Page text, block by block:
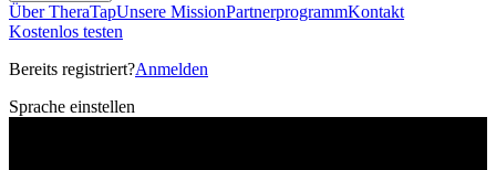
Über TheraTapUnsere MissionPartnerprogrammKontakt
Kostenlos testen
Bereits registriert?Anmelden
Sprache einstellen